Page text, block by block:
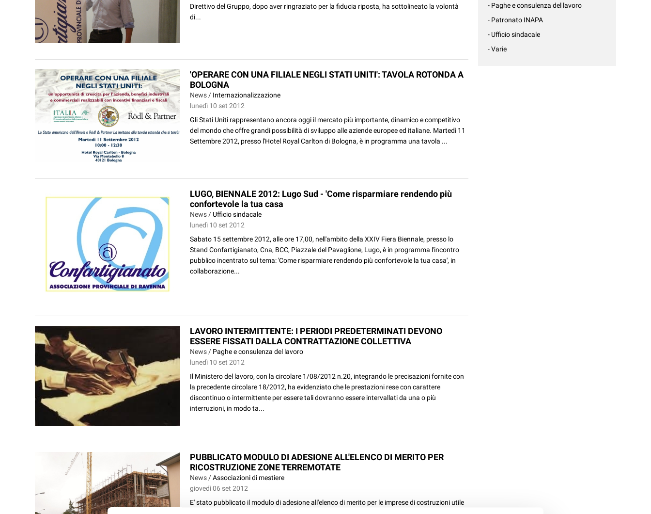
Direttivo del Gruppo, dopo aver ringraziato per la fiducia riposta, ha sottolineato la volontà
di...
'OPERARE CON UNA FILIALE NEGLI STATI UNITI': TAVOLA ROTONDA A
BOLOGNA
News / Internazionalizzazione
lunedì 10 set 2012
Gli Stati Uniti rappresentano ancora oggi il mercato più importante, dinamico e competitivo
del mondo che offre grandi possibilità di sviluppo alle aziende europee ed italiane. Martedì 11
Settembre 2012, presso l'Hotel Royal Carlton di Bologna, è in programma una tavola ...
LUGO, BIENNALE 2012: Lugo Sud - 'Come risparmiare rendendo più
confortevole la tua casa
News / Ufficio sindacale
lunedì 10 set 2012
Sabato 15 settembre 2012, alle ore 17,00, nell'ambito della XXIV Fiera Biennale, presso lo
Stand Confartigianato, Cna, BCC, Piazzale del Pavaglione, Lugo, è in programma l'incontro
pubblico incentrato sul tema: 'Come risparmiare rendendo più confortevole la tua casa', in
collaborazione...
LAVORO INTERMITTENTE: I PERIODI PREDETERMINATI DEVONO
ESSERE FISSATI DALLA CONTRATTAZIONE COLLETTIVA
News / Paghe e consulenza del lavoro
lunedì 10 set 2012
Il Ministero del lavoro, con la circolare 1/08/2012 n.20, integrando le precisazioni fornite con
la precedente circolare 18/2012, ha evidenziato che le prestazioni rese con carattere
discontinuo o intermittente per essere tali dovranno essere intervallati da una o più
interruzioni, in modo ta...
PUBBLICATO MODULO DI ADESIONE ALL'ELENCO DI MERITO PER
RICOSTRUZIONE ZONE TERREMOTATE
News /Associazioni di mestiere
giovedì 06 set 2012
E' stato pubblicato il modulo di adesione all'elenco di merito per le imprese di costruzioni utile
- Paghe e consulenza del lavoro
- Patronato INAPA
- Ufficio sindacale
- Varie